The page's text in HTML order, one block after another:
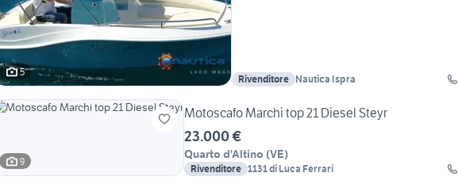
5
Rivenditore Nautica Ispra
9
Motoscafo Marchi top 21 Diesel Steyr
23.000 €
Quarto d'Altino (VE)
Rivenditore 1131 di Luca Ferrari